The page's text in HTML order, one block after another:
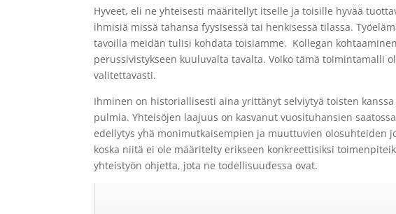
Hyveet, eli ne yhteisesti määritellyt itselle ja toisille hyvää
ihmisiä missä tahansa fyysisessä tai henkisessä tilassa.
tavoilla meidän tulisi kohdata toisiamme. Kollegan
perussivistykseen kuuluvalta tavalta. Voiko tämä toimintamalli
valitettavasti.
Ihminen on historiallisesti aina yrittänyt selviytyä toisten
pulmia. Yhteisöjen laajuus on kasvanut vuosituhansien
edellytys yhä monimutkaisempien ja muuttuvien olosuhteiden
koska niitä ei ole määritelty erikseen konkreettisiksi
yhteistyön ohjetta, jota ne todellisuudessa ovat.